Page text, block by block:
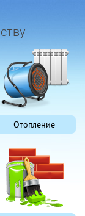
Отопление